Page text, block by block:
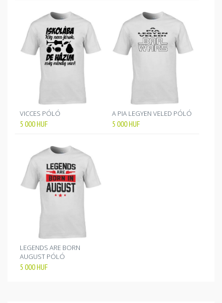
VICCES PÓLÓ
5 000HUF
A PIA LEGYEN VELED PÓLÓ
5 000HUF
LEGENDS ARE BORN
AUGUST PÓLÓ
5 000HUF